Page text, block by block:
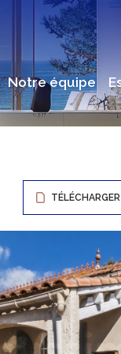
notre équipe